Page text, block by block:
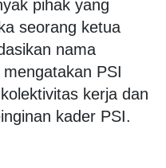
pihak yang
seorang ketua
nama
PSI
kerja dan
kader PSI.